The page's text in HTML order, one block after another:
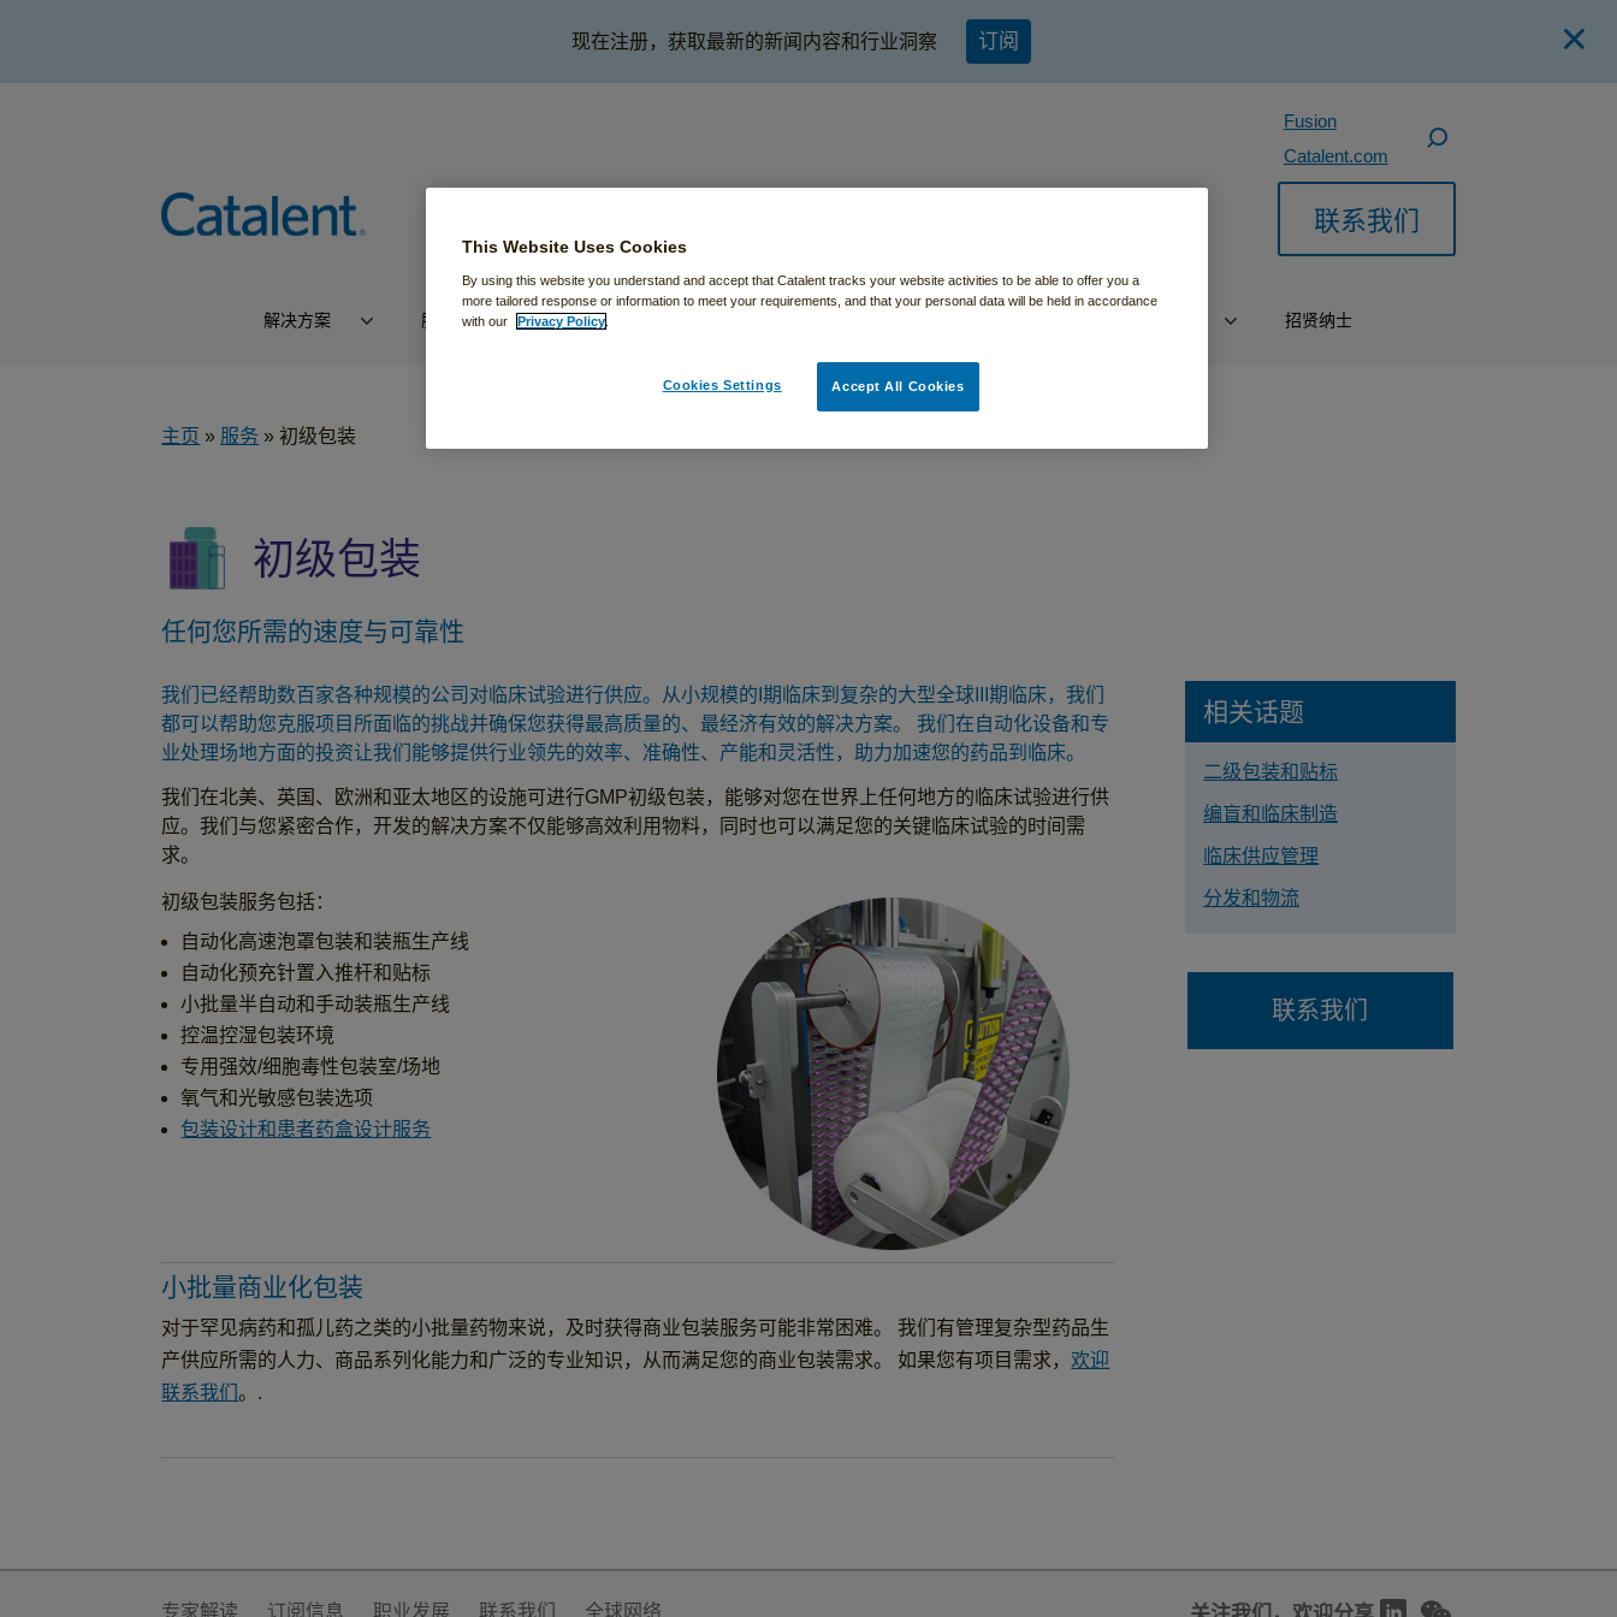
现在注册，获取最新的新闻内容和行业洞察 订阅
Fusion
Catalent.com
联系我们
解决方案 服务 全球解决方案 招贤纳士
主页 » 服务 »初级包装
初级包装
任何您所需的速度与可靠性
我们已经帮助数百家各种规模的公司对临床试验进行供应。从小规模的I期临床到复杂的大型全球III期临床，我们
都可以帮助您克服项目所面临的挑战并确保您获得最高质量的、最经济有效的解决方案。 我们在自动化设备和专
业处理场地方面的投资让我们能够提供行业领先的效率、准确性、产能和灵活性，助力加速您的药品到临床。
我们在北美、英国、欧洲和亚太地区的设施可进行GMP初级包装，能够对您在世界上任何地方的临床试验进行供
应。我们与您紧密合作，开发的解决方案不仅能够高效利用物料，同时也可以满足您的关键临床试验的时间需
求。
初级包装服务包括：
自动化高速泡罩包装和装瓶生产线
自动化预充针置入推杆和贴标
小批量半自动和手动装瓶生产线
控温控湿包装环境
专用强效/细胞毒性包装室/场地
氧气和光敏感包装选项
包装设计和患者药盒设计服务
小批量商业化包装
对于罕见病药和孤儿药之类的小批量药物来说，及时获得商业包装服务可能非常困难。 我们有管理复杂型药品生
产供应所需的人力、商品系列化能力和广泛的专业知识，从而满足您的商业包装需求。 如果您有项目需求，欢迎
联系我们。.
相关话题
二级包装和贴标
编盲和临床制造
临床供应管理
分发和物流
联系我们
专家解读 订阅信息 职业发展 联系我们 全球网络
This Website Uses Cookies
By using this website you understand and accept that Catalent tracks your website activities to be able to offer you a
more tailored response or information to meet your requirements, and that your personal data will be held in accordance
with our
Privacy Policy
Cookies Settings Accept All Cookies